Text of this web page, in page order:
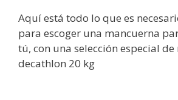
Aquí está todo lo que es
para escoger una mancuerna
tú, con una selección especial
decathlon 20 kg